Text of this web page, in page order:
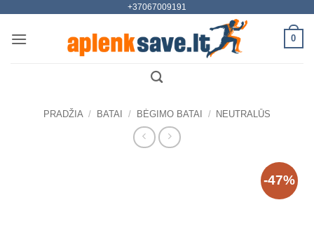
content
+37067009191
0
PRADŽIA / BATAI / BĖGIMO BATAI / NEUTRALŪS
-47%